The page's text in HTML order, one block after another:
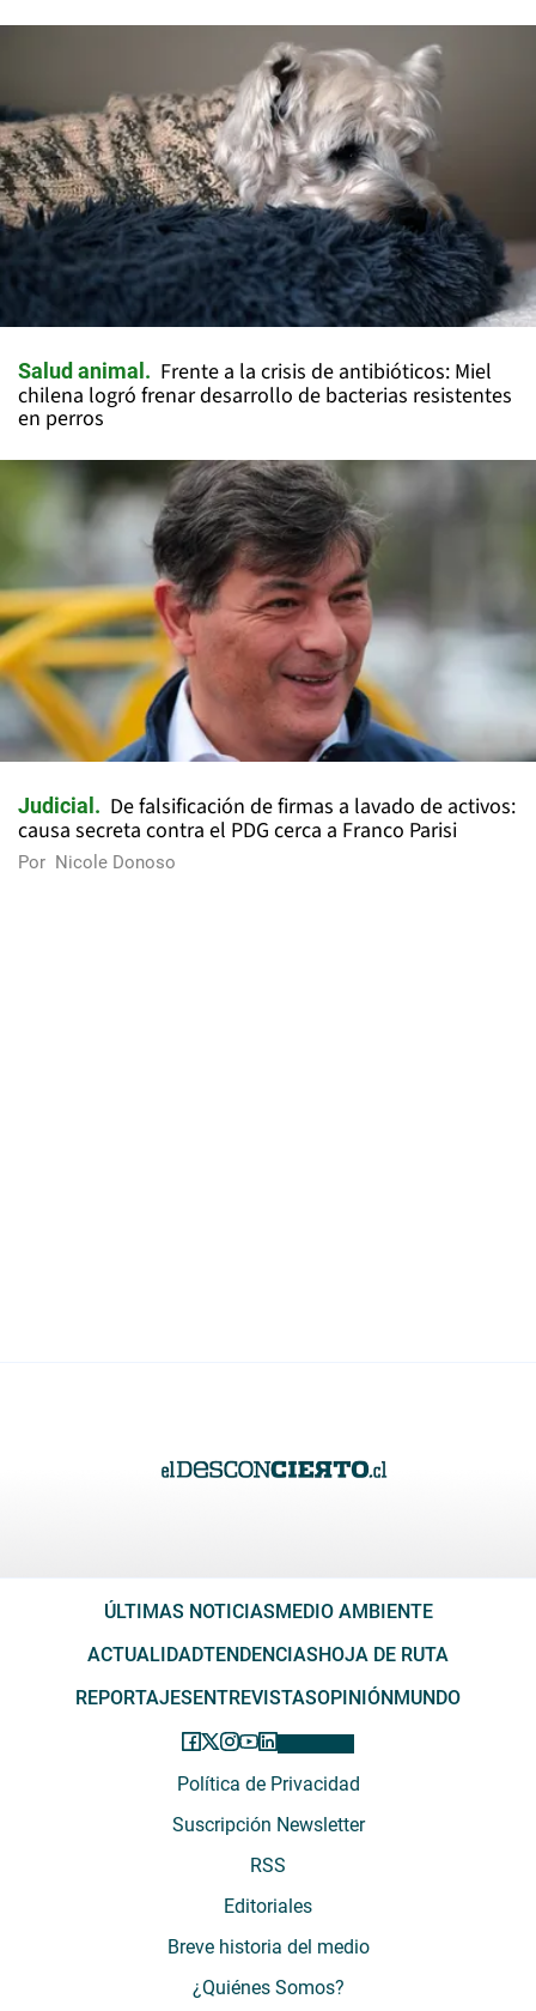
Salud animal
Frente a la crisis de antibióticos: Miel
chilena logró frenar desarrollo de bacterias resistentes
en perros
Judicial
De falsificación de firmas a lavado de activos:
causa secreta contra el PDG cerca a Franco Parisi
Por Nicole Donoso
ÚLTIMAS NOTICIAS MEDIO AMBIENTE
ACTUALIDADTENDENCIAS HOJA DE RUTA
REPORTAJES ENTREVISTASOPINIÓN MUNDO
Política de Privacidad
Suscripción Newsletter
RSS
Editoriales
Breve historia del medio
¿Quiénes Somos?